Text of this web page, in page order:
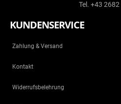
Tel. +43
KUNDENSERVICE
Zahlung & Versand
Kontakt
Widerrufsbelehrung